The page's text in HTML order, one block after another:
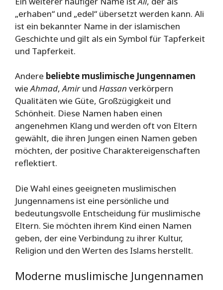
„erhaben“ und „edel“ übersetzt werden kann. Ali
ist ein bekannter Name in der islamischen
Geschichte und gilt als ein Symbol für Tapferkeit
und Tapferkeit.
Andere beliebte muslimische Jungennamen
wieAhmad,Amirund Hassan verkörpern
Qualitäten wie Güte, Großzügigkeit und
Schönheit. Diese Namen haben einen
angenehmen Klang und werden oft von Eltern
gewählt, die ihren Jungen einen Namen geben
möchten, der positive Charaktereigenschaften
reflektiert.
Die Wahl eines geeigneten muslimischen
Jungennamens ist eine persönliche und
bedeutungsvolle Entscheidung für muslimische
Eltern. Sie möchten ihrem Kind einen Namen
geben, der eine Verbindung zu ihrer Kultur,
Religion und den Werten des Islams herstellt.
Moderne muslimische Jungennamen